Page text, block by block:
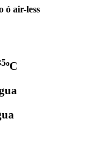
ó air-less
ºC